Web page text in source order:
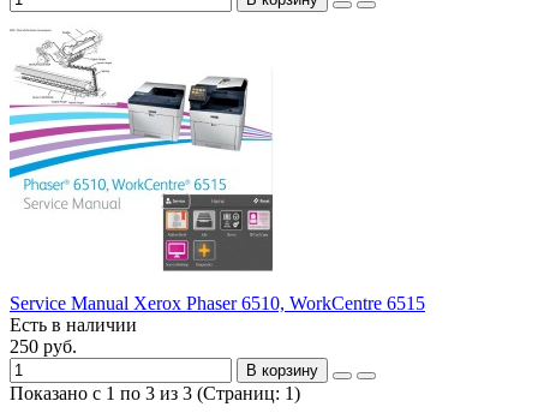
Service Manual Xerox Phaser 6510, WorkCentre 6515
Есть в наличии
250 руб.
В корзину
Показано с 1 по 3 из 3 (Страниц: 1)